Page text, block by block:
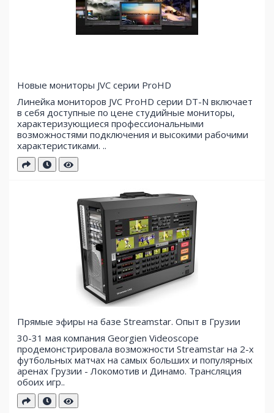
Новые мониторы JVC серии ProHD
Линейка мониторов JVC ProHD серии DT-N включает
в себя доступные по цене студийные мониторы,
характеризующиеся профессиональными
возможностями подключения и высокими рабочими
характеристиками. ..
Прямые эфиры на базе Streamstar. Опыт в Грузии
30-31 мая компания Georgien Videoscope
продемонстрировала возможности Streamstar на 2-х
футбольных матчах на самых больших и популярных
аренах Грузии - Локомотив и Динамо. Трансляция
обоих игр..